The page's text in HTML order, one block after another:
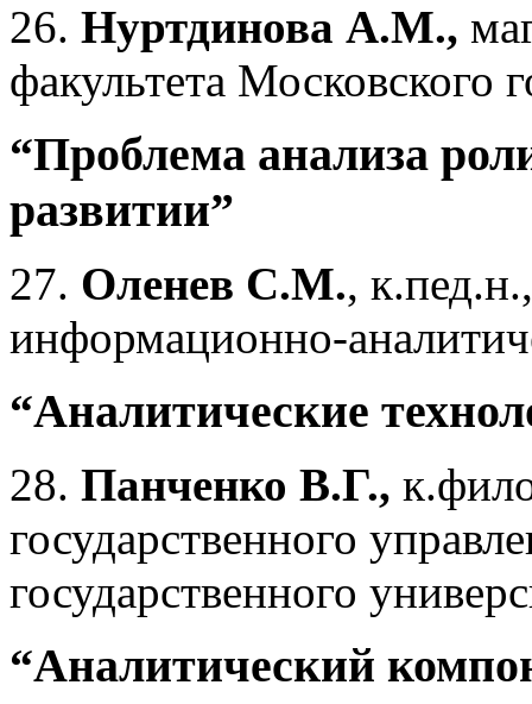
26. Нуртдинова А.М.,
факультета Московского
“Проблема анализа
развитии”
27. Оленев С.М.,
информационно-
“Аналитические
28. Панченко В.Г.,
государственного
государственного
“Аналитический